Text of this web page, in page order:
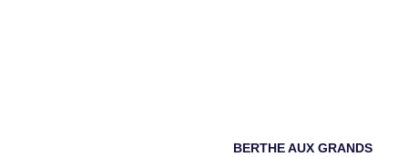
BERTHE AUX GRANDS